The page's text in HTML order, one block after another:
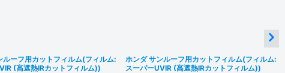
ルーフ用カットフィルム(フィルム:
(高遮熱IRカットフィルム))
ホンダ サンルーフ用カットフィルム(フィルム:
スーパーUVIR (高遮熱IRカットフィルム))